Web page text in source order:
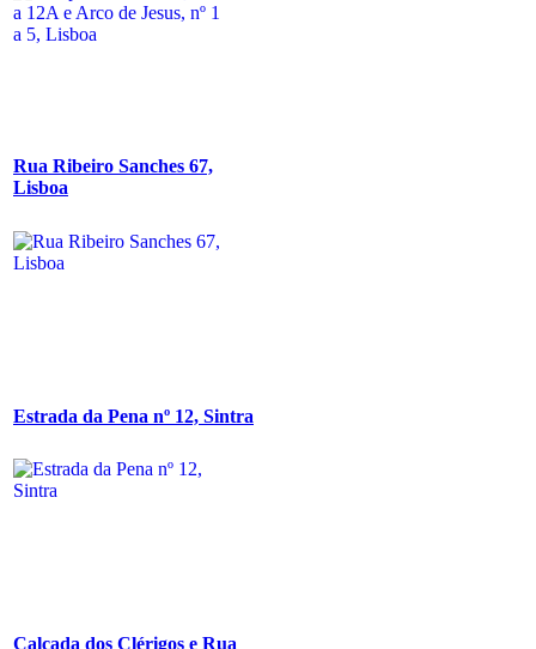
Rua Ribeiro Sanches 67,
Lisboa
Estrada da Pena nº 12, Sintra
Calçada dos Clérigos e Rua